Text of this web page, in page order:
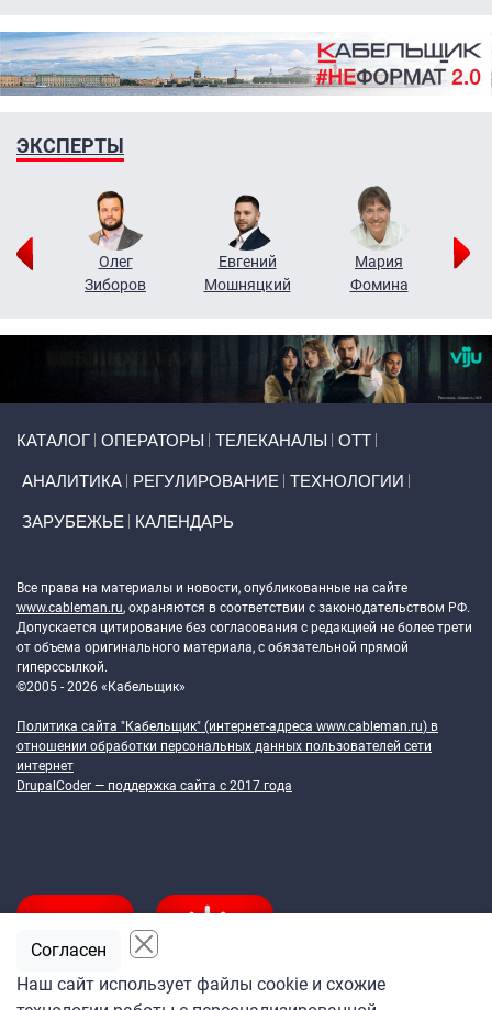
ЭКСПЕРТЫ
Олег
Зиборов
Евгений
Мошняцкий
Мария
Фомина
КАТАЛОГ ОПЕРАТОРЫ ТЕЛЕКАНАЛЫ ОТТ
АНАЛИТИКА РЕГУЛИРОВАНИЕ ТЕХНОЛОГИИ
ЗАРУБЕЖЬЕ КАЛЕНДАРЬ
Все права на материалы и новости, опубликованные на сайте
www.cableman.ru, охраняются в соответствии с законодательством РФ.
Допускается цитирование без согласования с редакцией не более трети
от объема оригинального материала, с обязательной прямой
гиперссылкой.
©2005 - 2026 «Кабельщик»
Политика сайта "Кабельщик" (интернет-адреса www.cableman.ru) в
отношении обработки персональных данных пользователей сети
интернет
DrupalCoder — поддержка сайта c 2017 года
Наш сайт использует файлы cookie и схожие
Согласен